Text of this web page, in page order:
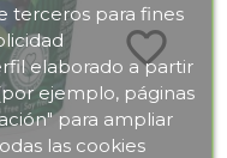
terceros para fines
elaborado a partir
ejemplo, páginas
para ampliar
las cookies
favorite_border